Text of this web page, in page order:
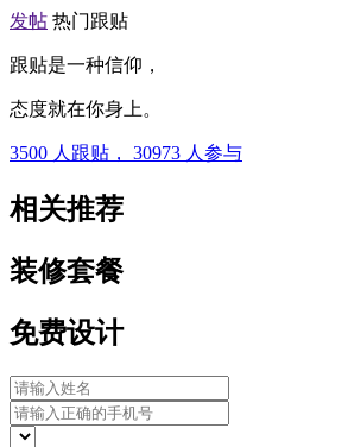
发帖 热门跟贴
跟贴是一种信仰，
态度就在你身上。
3500 人跟贴， 30973 人参与
相关推荐
装修套餐
免费设计